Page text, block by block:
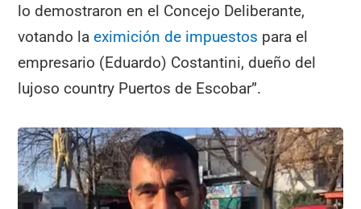
lo demostraron en el Concejo Deliberante,
votando laeximición de impuestos para el
empresario (Eduardo) Costantini, dueño del
lujoso country Puertos de Escobar”.